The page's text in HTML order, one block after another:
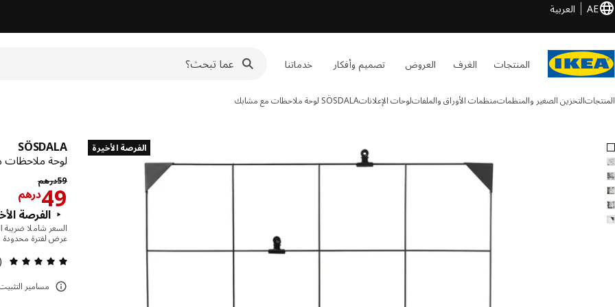
AE العربية
المنتجات الغرف العروض تصميم وأفكار خدماتنا
المنتجاتالتخزين الصغير والمنظماتمنظمات الأوراق والملفاتلوحات الإعلاناتSÖSDALA لوحة ملاحظات مع مشابك
6 SÖSDALA الصور الصور الفرصة الأخيرة
SÖSDALA
لوحة
درهم59
درهم49
الفرصة
السعر شاملا ضريبة
عرض لفترة محدودة
(1)
مسامير